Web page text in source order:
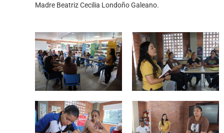
Madre Beatriz Cecilia Londoño Galeano.